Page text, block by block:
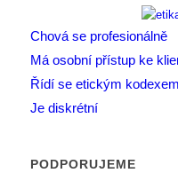
Chová se profesionálně
Má osobní přístup ke
Řídí se etickým kodexem
Je diskrétní
PODPORUJEME